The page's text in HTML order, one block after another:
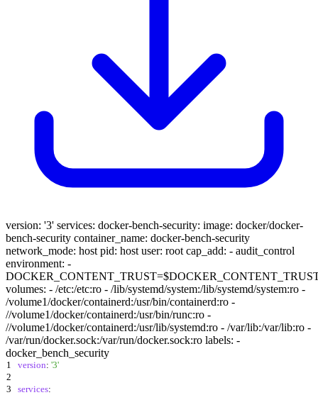
version: '3' services: docker-bench-security: image: docker/docker-
bench-security container_name: docker-bench-security
network_mode: host pid: host user: root cap_add: - audit_control
environment: -
volumes: - /etc:/etc:ro - /lib/systemd/system:/lib/systemd/system:ro -
/volume1/docker/containerd:/usr/bin/containerd:ro -
//volume1/docker/containerd:/usr/bin/runc:ro -
//volume1/docker/containerd:/usr/lib/systemd:ro - /var/lib:/var/lib:ro -
/var/run/docker.sock:/var/run/docker.sock:ro labels: -
docker_bench_security
1 version: '3'
2
3
services: